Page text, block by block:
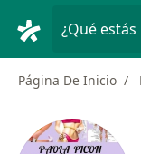
¿Qué
Página De Inicio